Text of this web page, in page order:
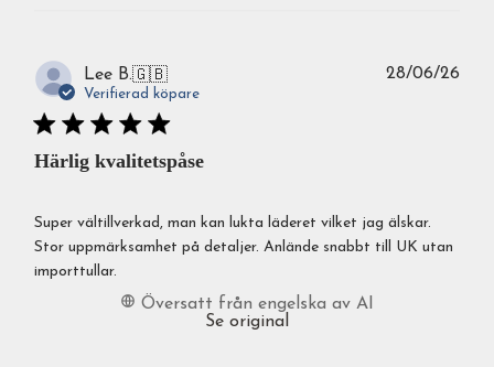
Lee B.🇬🇧
Verifierad köpare
Härlig kvalitetspåse
Super vältillverkad, man kan lukta läderet vilket jag älskar.
Stor uppmärksamhet på detaljer. Anlände snabbt till UK utan
importtullar.
Översatt från engelska av AI
Se original
28/06/26